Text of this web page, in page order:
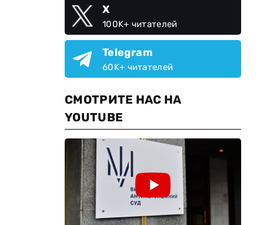
X
100K+ читателей
Telegram
60K+ читателей
СМОТРИТЕ НАС НА
YOUTUBE